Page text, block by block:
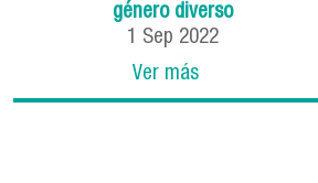
género diverso
1 Sep 2022
Ver más